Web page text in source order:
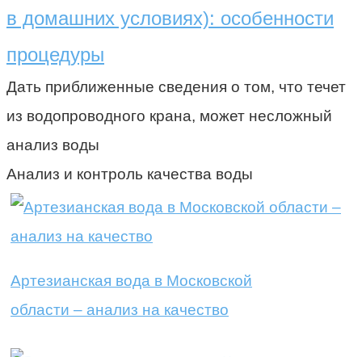
в домашних условиях): особенности
процедуры
Дать приближенные сведения о том, что течет
из водопроводного крана, может несложный
анализ воды
Анализ и контроль качества воды
Артезианская вода в Московской
области – анализ на качество